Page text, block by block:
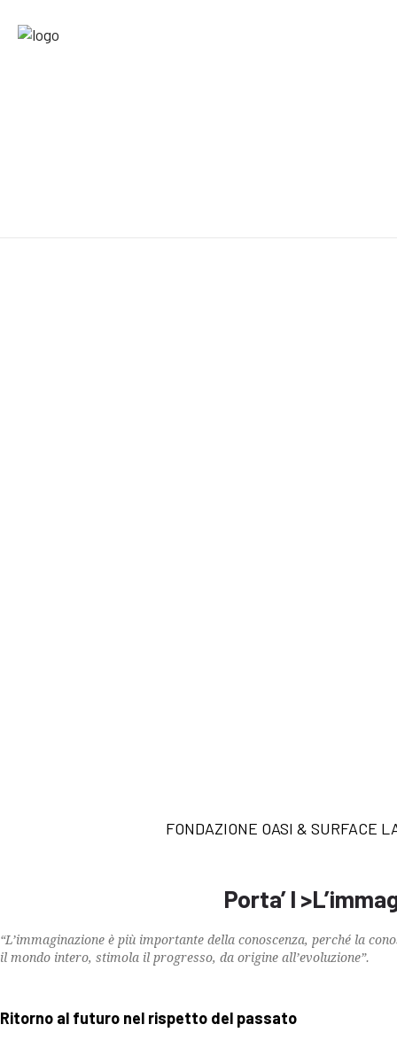
FONDAZIONE OASI & SURFACE
Porta’ l
“L’immaginazione è più importante della conoscenza, perché la
il mondo intero, stimola il progresso, da origine all’evoluzione”.
Ritorno al futuro nel rispetto del passato